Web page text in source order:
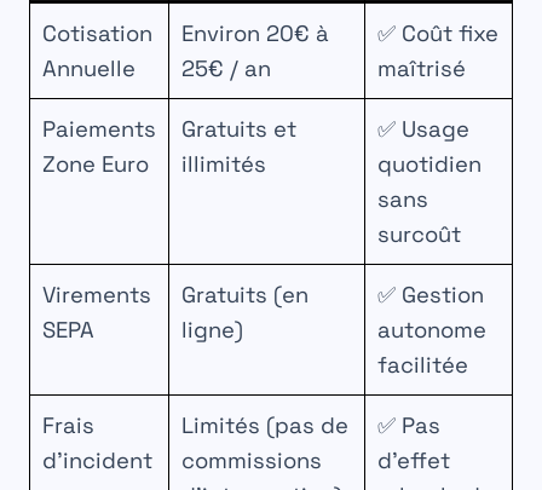
Cotisation
Annuelle
Environ 20€ à
25€ / an
✅ Coût fixe
maîtrisé
Paiements
Zone Euro
Gratuits et
illimités
✅ Usage
quotidien
sans
surcoût
Virements
SEPA
Gratuits (en
ligne)
✅ Gestion
autonome
facilitée
Frais
d’incident
Limités (pas de
commissions
✅ Pas
d’effet